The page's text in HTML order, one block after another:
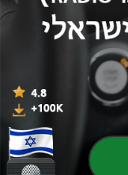
בכנסת שבו הכל
האיש שחזה את חזרת כל החטופים — 5 התובנות של
חייבת